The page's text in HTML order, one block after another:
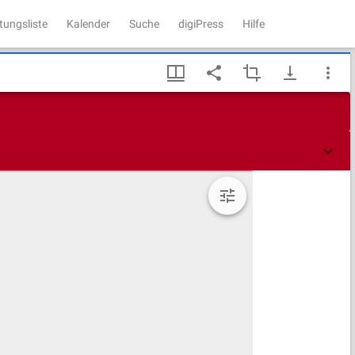
Kalender Suche digiPress Hilfe